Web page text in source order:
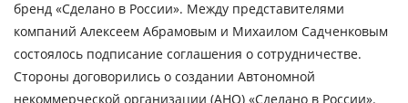
бренд «Сделано в России». Между представителями
компаний Алексеем Абрамовым и Михаилом Садченковым
состоялось подписание соглашения о сотрудничестве.
Стороны договорились о создании Автономной
некоммерческой организации (АНО) «Сделано в России».